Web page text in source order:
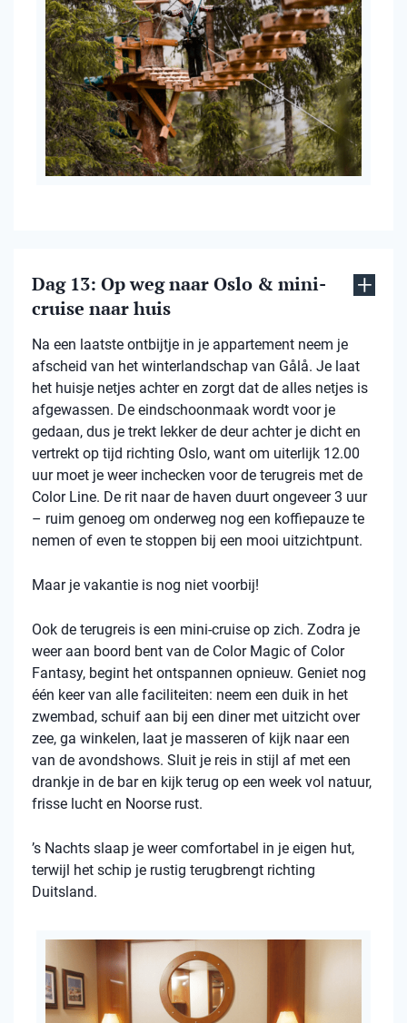
Dag 13: Op weg naar Oslo & mini-
cruise naar huis
Na een laatste ontbijtje in je appartement neem je
afscheid van het winterlandschap van Gålå. Je laat
het huisje netjes achter en zorgt dat de alles netjes is
afgewassen. De eindschoonmaak wordt voor je
gedaan, dus je trekt lekker de deur achter je dicht en
vertrekt op tijd richting Oslo, want om uiterlijk 12.00
uur moet je weer inchecken voor de terugreis met de
Color Line. De rit naar de haven duurt ongeveer 3 uur
– ruim genoeg om onderweg nog een koffiepauze te
nemen of even te stoppen bij een mooi uitzichtpunt.
Maar je vakantie is nog niet voorbij!
Ook de terugreis is een mini-cruise op zich. Zodra je
weer aan boord bent van de Color Magic of Color
Fantasy, begint het ontspannen opnieuw. Geniet nog
één keer van alle faciliteiten: neem een duik in het
zwembad, schuif aan bij een diner met uitzicht over
zee, ga winkelen, laat je masseren of kijk naar een
van de avondshows. Sluit je reis in stijl af met een
drankje in de bar en kijk terug op een week vol natuur,
frisse lucht en Noorse rust.
’s Nachts slaap je weer comfortabel in je eigen hut,
terwijl het schip je rustig terugbrengt richting
Duitsland.